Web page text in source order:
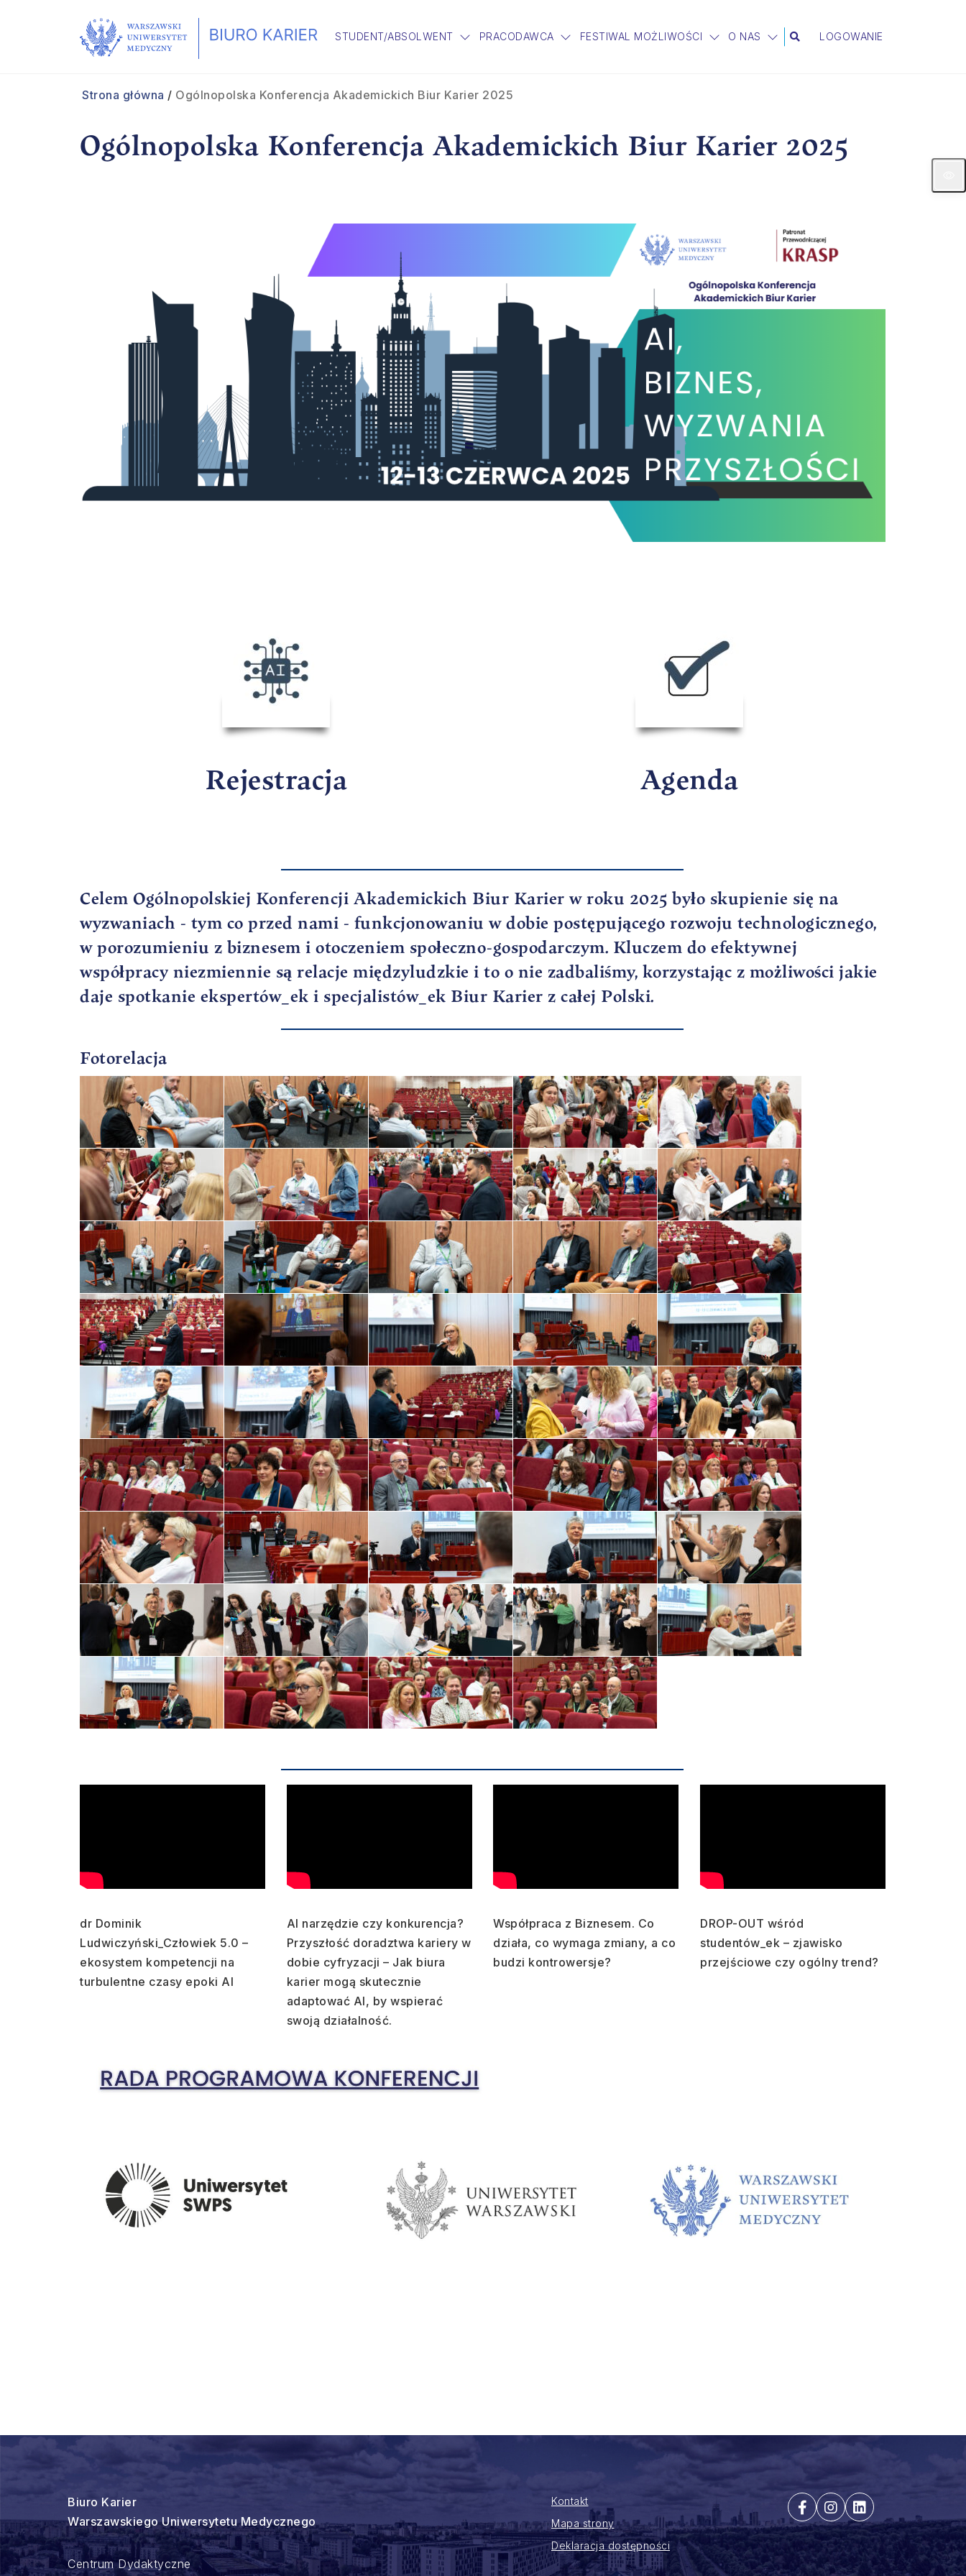
STUDENT/ABSOLWENT PRACODAWCA FESTIWAL MOŻLIWOŚCI O NAS LOGOWANIE
Strona główna / Ogólnopolska Konferencja Akademickich Biur Karier 2025
Ogólnopolska Konferencja Akademickich Biur Karier 2025
Rejestracja Agenda
Celem Ogólnopolskiej Konferencji Akademickich Biur Karier w roku 2025 było skupienie się na
wyzwaniach - tym co przed nami - funkcjonowaniu w dobie postępującego rozwoju technologicznego,
w porozumieniu z biznesem i otoczeniem społeczno-gospodarczym. Kluczem do efektywnej
współpracy niezmiennie są relacje międzyludzkie i to o nie zadbaliśmy, korzystając z możliwości jakie
daje spotkanie ekspertów_ek i specjalistów_ek Biur Karier z całej Polski.
Fotorelacja
dr Dominik
Ludwiczyński_Człowiek 5.0 –
ekosystem kompetencji na
turbulentne czasy epoki AI
AI narzędzie czy konkurencja?
Przyszłość doradztwa kariery w
dobie cyfryzacji – Jak biura
karier mogą skutecznie
adaptować AI, by wspierać
swoją działalność.
Współpraca z Biznesem. Co
działa, co wymaga zmiany, a co
budzi kontrowersje?
DROP-OUT wśród
studentów_ek – zjawisko
przejściowe czy ogólny trend?
Biuro Karier
Warszawskiego Uniwersytetu Medycznego
Centrum Dydaktyczne
Kontakt
Mapa strony
Deklaracja dostępności